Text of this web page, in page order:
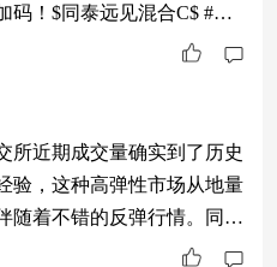
码！$同泰远见混合C$ #今
所近期成交量确实到了历史
验，这种高弹性市场从地量
随着不错的反弹行情。同泰
北交所里高成长性的小市值